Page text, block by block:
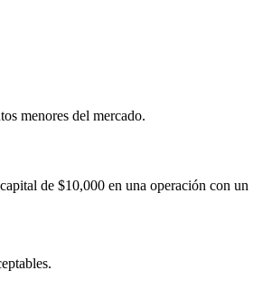
menores del mercado.
de $10,000 en una operación con un